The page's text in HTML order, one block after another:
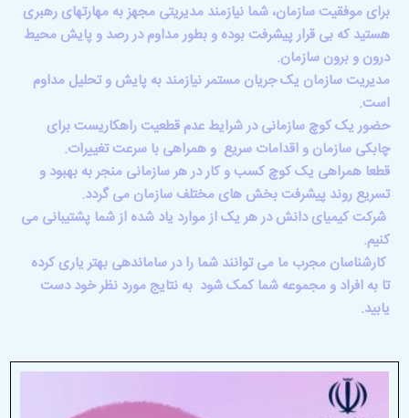
برای موفقیت سازمان، شما نیازمند مدیریتی مجهز به مهارتهای رهبری
هستید که بی قرار پیشرفت بوده و بطور مداوم در رصد و پایش محیط
درون و برون سازمان.
مدیریت سازمان یک جریان مستمر نیازمند به پایش و تحلیل مداوم
است.
حضور یک کوچ سازمانی در شرایط عدم قطعیت راهکاریست برای
چابکی سازمان و اقدامات سریع و همراهی با سرعت تغییرات.
قطعا همراهی یک کوچ کسب و کار در هر سازمانی منجر به بهبود و
تسریع روند پیشرفت بخش های مختلف سازمان می گردد.
شرکت کیمیای دانش در هر یک از موارد یاد شده از شما پشتیبانی می
کنیم.
کارشناسان مجرب ما می توانند شما را در ساماندهی بهتر یاری کرده
تا به افراد و مجموعه شما کمک شود به نتایج مورد نظر خود دست
یابید‌.